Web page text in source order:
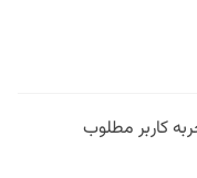
کاربر مطلوب